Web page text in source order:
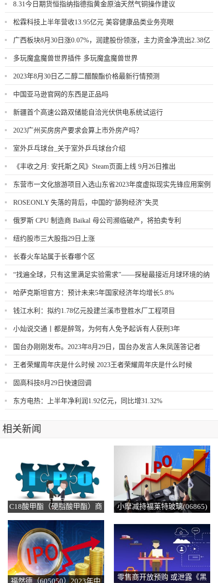
8.31今日期货恒指纳指德指黄金原油天然气铜操作建议
松霖科技上半年营收13.95亿元 美容健康品类业务亮眼
广西板块8月30日涨0.07%，润建股份领涨，主力资金净流出2.38亿
元
多玩魔盒魔兽世界插件 多玩魔盒魔兽世界
2023年8月30日乙二醇二醋酸酯价格最新行情预测
中国亚马逊官网的东西是正品吗
新疆首个高速公路双储能自洽光伏供电系统试运行
2023广州买房房产要求会算上市外房产吗？
室外乒乓球台_关于室外乒乓球台介绍
《丰收之月: 安托斯之风》Steam页面上线 9月26日推出
东营市一文化旅游项目入选山东省2023年度虚拟现实先锋应用案例
ROSEONLY 失落的背后，中国的“舔狗经济”失灵
俄罗斯 CPU 制造商 Baikal 母公司濒临破产，将拍卖专利
纽约股市三大股指29日上涨
长春火车站属于长春哪个区
“找遍全球，只有这里满足实验需求”——探秘最接近月球环境的纳
米真空互联实验站
哈萨克斯坦官方：预计未来5年国家经济年均增长5.8%
钱江水利：拟约1.78亿元投建兰溪市登胜水厂工程项目
小灿说交通丨都是醉驾，为何有人免予起诉有人获刑3年
国台办刚刚发布。2023年8月29日，国台办发言人朱凤莲答记者
问。记者问
王者荣耀周年庆是什么时候 2023王者荣耀周年庆是什么时候
固高科技8月29日快速回调
东方电热：上半年净利润1.92亿元，同比增31.32%
相关新闻
C18酸甲酯（硬脂酸甲酯）商
品报价动态（2023-08-31）
小摩减持福莱特玻璃(06865)
福然德（605050）2023年中 零售商开放预购 或泄露《黑